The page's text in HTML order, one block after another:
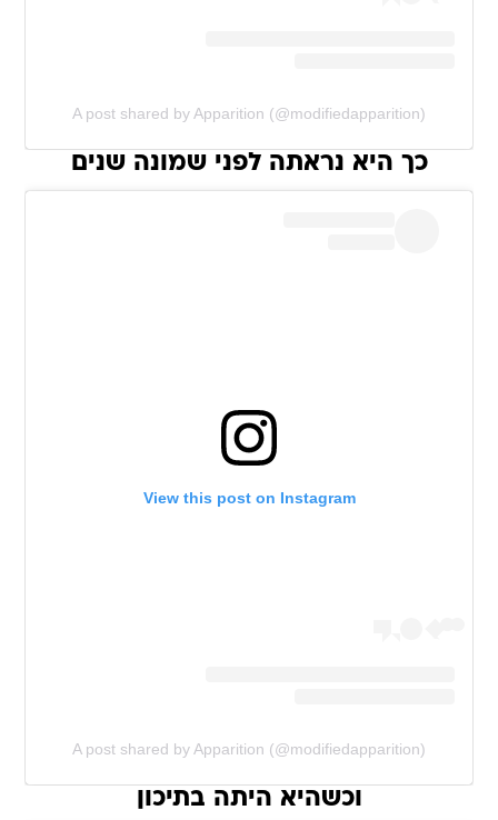
A post shared by Apparition (@modifiedapparition)
כך היא נראתה לפני שמונה שנים
View this post on Instagram
A post shared by Apparition (@modifiedapparition)
וכשהיא היתה בתיכון